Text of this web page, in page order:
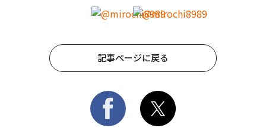
記事ページに戻る